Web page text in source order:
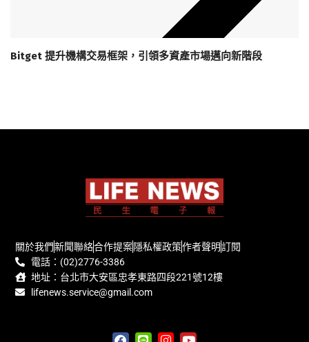
Bitget 提升機構交易框架，引領多資產市場邁向新階段
關於我們新聞聯絡合作提案隱私權政策作者聲明訂閱
電話：(02)2776-3386
地址：台北市大安區忠孝東路四段221號12樓
lifenews.service@gmail.com